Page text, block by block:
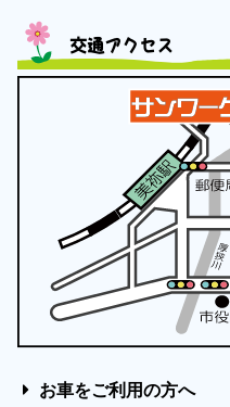
交通アクセス
お車をご利用の方へ